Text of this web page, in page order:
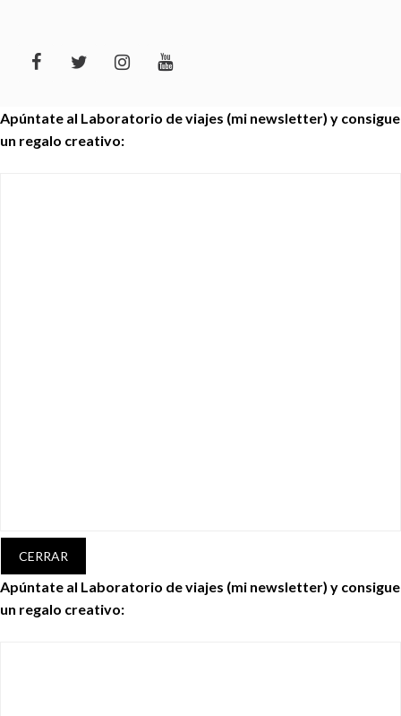
Apúntate al Laboratorio de viajes (mi newsletter) y consigue
un regalo creativo:
CERRAR
Apúntate al Laboratorio de viajes (mi newsletter) y consigue
un regalo creativo: